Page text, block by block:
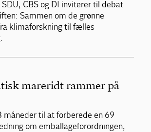
SDU, CBS og DI inviterer til debat
Sammen om de grønne
klimaforskning til fælles
mareridt rammer på
måneder til at forberede en 69
om emballageforordningen,